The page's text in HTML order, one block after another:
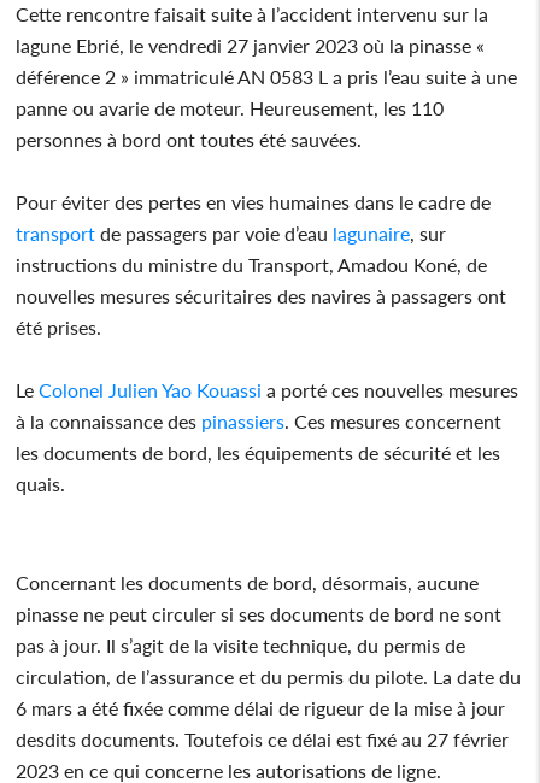
Cette rencontre faisait suite à l’accident intervenu sur la
lagune Ebrié, le vendredi 27 janvier 2023 où la pinasse «
déférence 2 » immatriculé AN 0583 L a pris l’eau suite à une
panne ou avarie de moteur. Heureusement, les 110
personnes à bord ont toutes été sauvées.
Pour éviter des pertes en vies humaines dans le cadre de
transport de passagers par voie d’eau lagunaire , sur
instructions du ministre du Transport, Amadou Koné, de
nouvelles mesures sécuritaires des navires à passagers ont
été prises.
LeColonel Julien Yao Kouassi a porté ces nouvelles mesures
à la connaissance des pinassiers . Ces mesures concernent
les documents de bord, les équipements de sécurité et les
quais.
Concernant les documents de bord, désormais, aucune
pinasse ne peut circuler si ses documents de bord ne sont
pas à jour. Il s’agit de la visite technique, du permis de
circulation, de l’assurance et du permis du pilote. La date du
6 mars a été fixée comme délai de rigueur de la mise à jour
desdits documents. Toutefois ce délai est fixé au 27 février
2023 en ce qui concerne les autorisations de ligne.